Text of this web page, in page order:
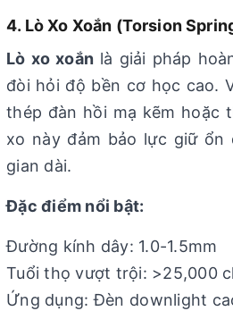
4. Lò Xo Xoắn (Torsion
Lò xo xoắn là giải pháp
đòi hỏi độ bền cơ học cao.
thép đàn hồi mạ kẽm hoặc
xo này đảm bảo lực giữ
gian dài.
Đặc điểm nổi bật:
Đường kính dây: 1.0-1.5mm
Tuổi thọ vượt trội: >25,000
Ứng dụng: Đèn downlight